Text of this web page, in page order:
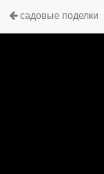
садовые поделки